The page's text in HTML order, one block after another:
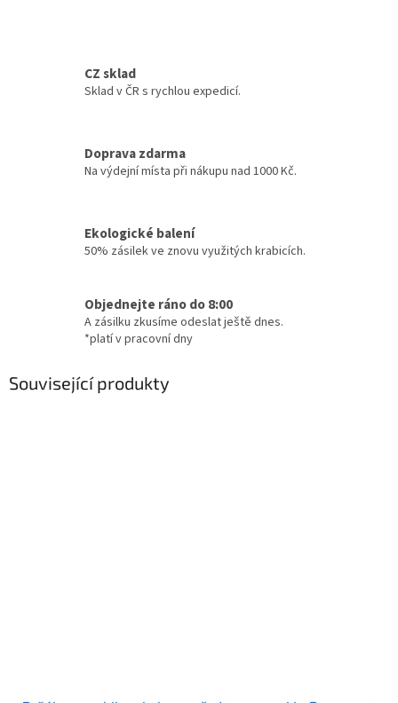
CZ sklad
Sklad v ČR s rychlou expedicí.
Doprava zdarma
Na výdejní místa při nákupu nad 1000 Kč.
Ekologické balení
50% zásilek ve znovu využitých krabicích.
Objednejte ráno do 8:00
A zásilku zkusíme odeslat ještě dnes.
*platí v pracovní dny
Související produkty